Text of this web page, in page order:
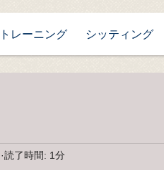
トレーニング シッティング
読了時間: 1分